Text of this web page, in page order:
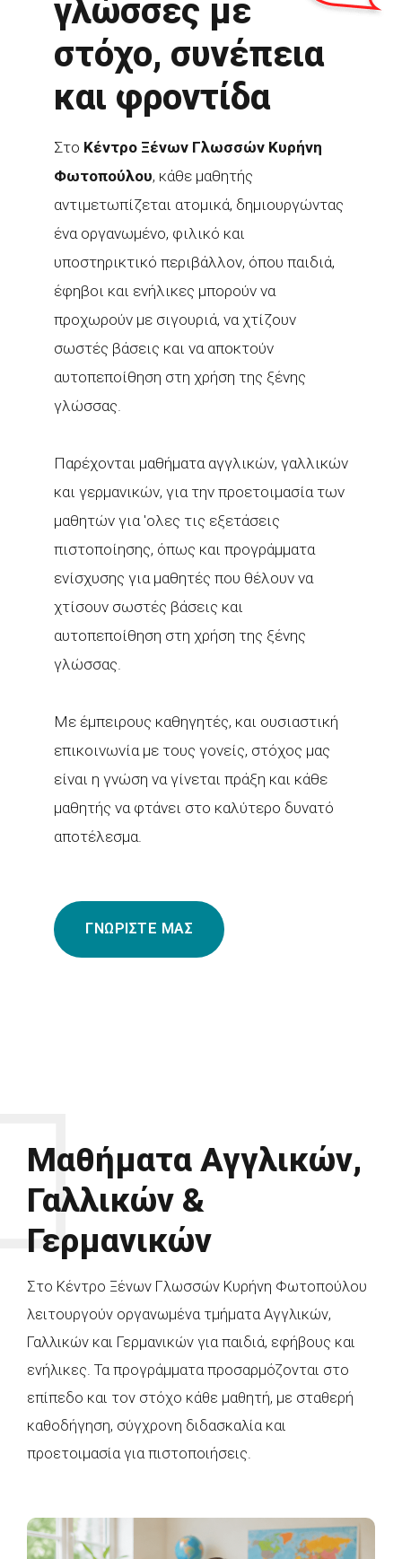
γλώσσες με
στόχο, συνέπεια
και φροντίδα
Στο Κέντρο Ξένων Γλωσσών Κυρήνη
Φωτοπούλου, κάθε μαθητής
αντιμετωπίζεται ατομικά, δημιουργώντας
ένα οργανωμένο, φιλικό και
υποστηρικτικό περιβάλλον, όπου παιδιά,
έφηβοι και ενήλικες μπορούν να
προχωρούν με σιγουριά, να χτίζουν
σωστές βάσεις και να αποκτούν
αυτοπεποίθηση στη χρήση της ξένης
γλώσσας.
Παρέχονται μαθήματα αγγλικών, γαλλικών
και γερμανικών, για την προετοιμασία των
μαθητών για 'ολες τις εξετάσεις
πιστοποίησης, όπως και προγράμματα
ενίσχυσης για μαθητές που θέλουν να
χτίσουν σωστές βάσεις και
αυτοπεποίθηση στη χρήση της ξένης
γλώσσας.
Με έμπειρους καθηγητές, και ουσιαστική
επικοινωνία με τους γονείς, στόχος μας
είναι η γνώση να γίνεται πράξη και κάθε
μαθητής να φτάνει στο καλύτερο δυνατό
αποτέλεσμα.
ΓΝΩΡΙΣΤΕ ΜΑΣ
Μαθήματα Αγγλικών,
Γαλλικών &
Γερμανικών
Στο Κέντρο Ξένων Γλωσσών Κυρήνη Φωτοπούλου
λειτουργούν οργανωμένα τμήματα Αγγλικών,
Γαλλικών και Γερμανικών για παιδιά, εφήβους και
ενήλικες. Τα προγράμματα προσαρμόζονται στο
επίπεδο και τον στόχο κάθε μαθητή, με σταθερή
καθοδήγηση, σύγχρονη διδασκαλία και
προετοιμασία για πιστοποιήσεις.